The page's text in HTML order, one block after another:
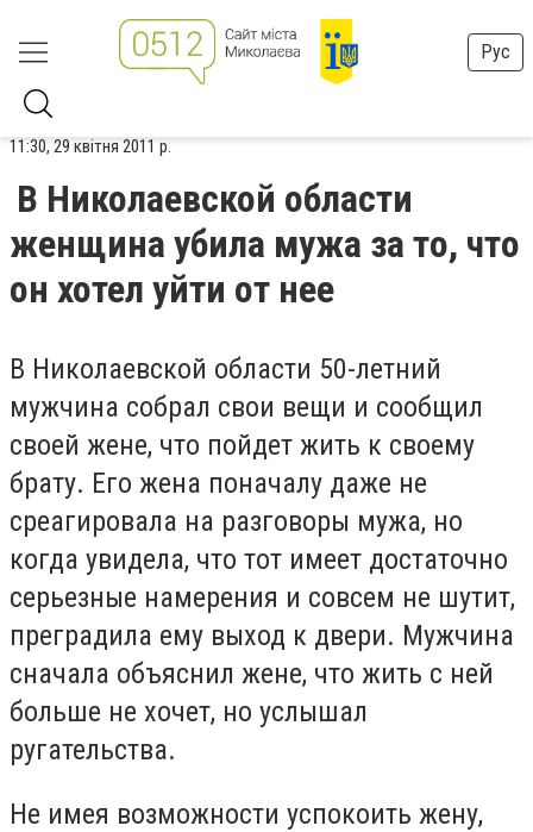
Рус
11:30, 29 квітня 2011 р.
В Николаевской области
женщина убила мужа за то, что
он хотел уйти от нее
В Николаевской области 50-летний
мужчина собрал свои вещи и сообщил
своей жене, что пойдет жить к своему
брату. Его жена поначалу даже не
среагировала на разговоры мужа, но
когда увидела, что тот имеет достаточно
серьезные намерения и совсем не шутит,
преградила ему выход к двери. Мужчина
сначала объяснил жене, что жить с ней
больше не хочет, но услышал
ругательства.
Не имея возможности успокоить жену,